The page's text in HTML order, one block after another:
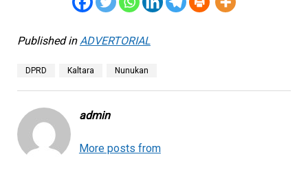
Published in ADVERTORIAL
DPRD Kaltara Nunukan
admin
More posts from